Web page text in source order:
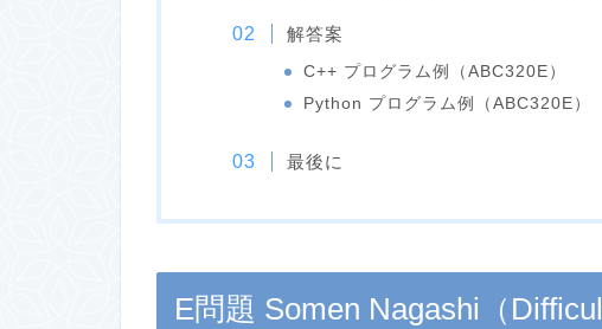
解答案
C++ プログラム例（ABC320E）
Python プログラム例（ABC320E）
最後に
E問題 Somen Nagashi（